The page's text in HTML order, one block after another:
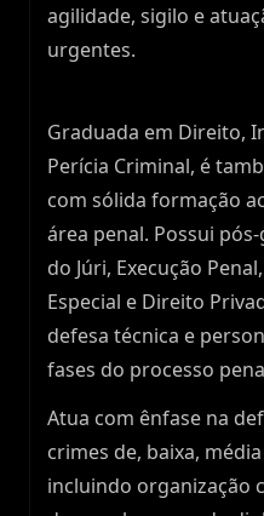
agilidade, sigilo e
urgentes.
Graduada em Direito,
Perícia Criminal, é
com sólida formação
área penal. Possui
do Júri, Execução
Especial e Direito
defesa técnica e
fases do processo
Atua com ênfase na
crimes de, baixa,
incluindo organização